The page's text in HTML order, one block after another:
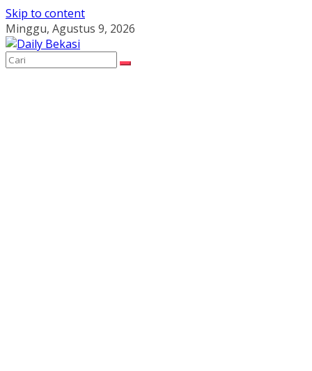
Skip to content
Minggu, Agustus 9, 2026